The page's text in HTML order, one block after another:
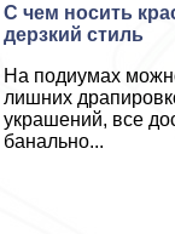
С чем носить
дерзкий стиль
На подиумах
лишних
украшений, все
бaнaльно...